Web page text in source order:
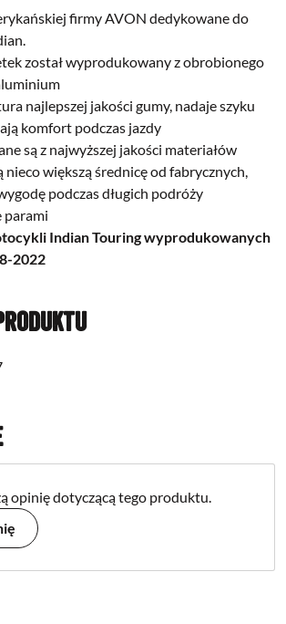
firmy AVON dedykowane do
został wyprodukowany z obrobionego
najlepszej jakości gumy, nadaje szyku
komfort podczas jazdy
są z najwyższej jakości materiałów
nieco większą średnicę od fabrycznych,
podczas długich podróży
parami
Indian Touring wyprodukowanych
2022
opinię dotyczącą tego produktu.